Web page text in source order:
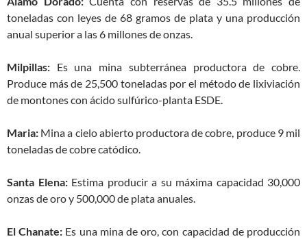
toneladas con leyes de 68 gramos de plata y una producción
anual superior a las 6 millones de onzas.
Milpillas: Es una mina subterránea productora de cobre.
Produce más de 25,500 toneladas por el método de lixiviación
de montones con ácido sulfúrico-planta ESDE.
Maria: Mina a cielo abierto productora de cobre, produce 9 mil
toneladas de cobre catódico.
Santa Elena:Estima producir a su máxima capacidad 30,000
onzas de oro y 500,000 de plata anuales.
El Chanate: Es una mina de oro, con capacidad de producción